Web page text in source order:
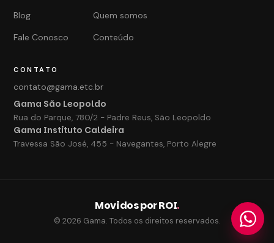
Blog
Quem somos
Fale Conosco
Conteúdo
CONTATO
contato@gama.etc.br
Gama São Leopoldo
Rua do Parque, 780/2 - Padre Reus, São Leopoldo
Gama Instituto Caldeira
Travessa São José, 455 - Navegantes, Porto Alegre
Movidos por ROI.
© 2026 Gama. Todos os direitos reservados.